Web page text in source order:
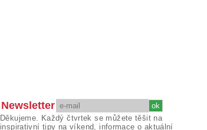
Newsletter
Děkujeme. Každý čtvrtek se můžete těšit na
inspirativní tipy na víkend, informace o aktuální